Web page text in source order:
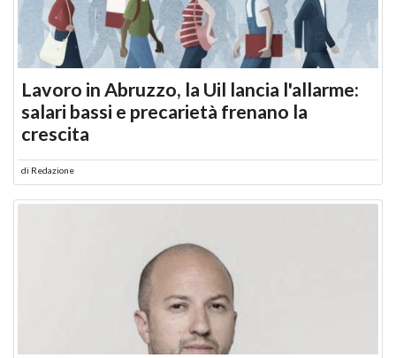
Lavoro in Abruzzo, la Uil lancia l'allarme:
salari bassi e precarietà frenano la
crescita
di Redazione